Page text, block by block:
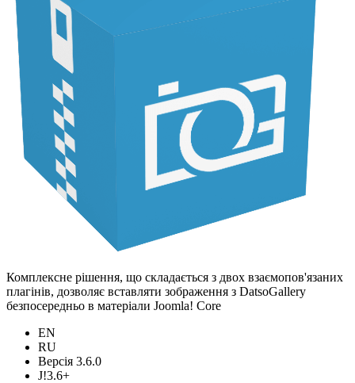
Комплексне рішення, що складається з двох взаємопов'язаних
плагінів, дозволяє вставляти зображення з DatsoGallery
безпосередньо в матеріали Joomla! Core
EN
RU
Версія 3.6.0
J!3.6+